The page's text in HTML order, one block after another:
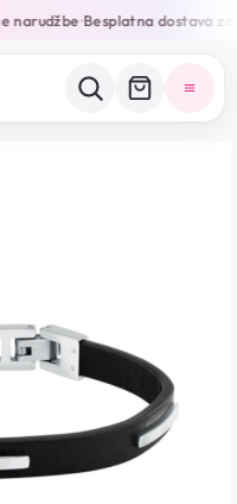
narudžbe•Besplatna dostava za